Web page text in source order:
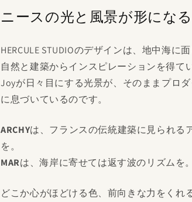
ニースの光と風景が形にな
HERCULE STUDIOのデザインは、地中海に
自然と建築からインスピレーションを得て
Joyが日々目にする光景が、そのままプロ
に息づいているのです。
ARCHYは、フランスの伝統建築に見られる
を。
MARは、海岸に寄せては返す波のリズムを。
どこか心がほどける色、前向きな力をくれ